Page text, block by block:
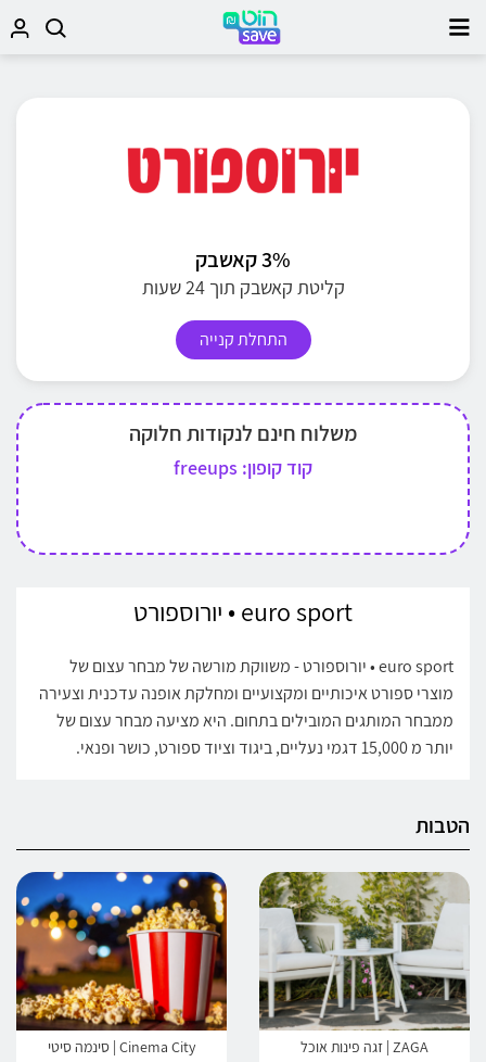
3% קאשבק
קליטת קאשבק תוך 24 שעות
התחלת קנייה
משלוח חינם לנקודות חלוקה
קוד קופון: freeups
euro sport • יורוספורט
euro sport • יורוספורט - משווקת מורשה של מבחר עצום של
מוצרי ספורט איכותיים ומקצועיים ומחלקת אופנה עדכנית וצעירה
ממבחר המותגים המובילים בתחום. היא מציעה מבחר עצום של
יותר מ 15,000 דגמי נעליים, ביגוד וציוד ספורט, כושר ופנאי.
הטבות
ZAGA | זגה פינות אוכל
Cinema City | סינמה סיטי